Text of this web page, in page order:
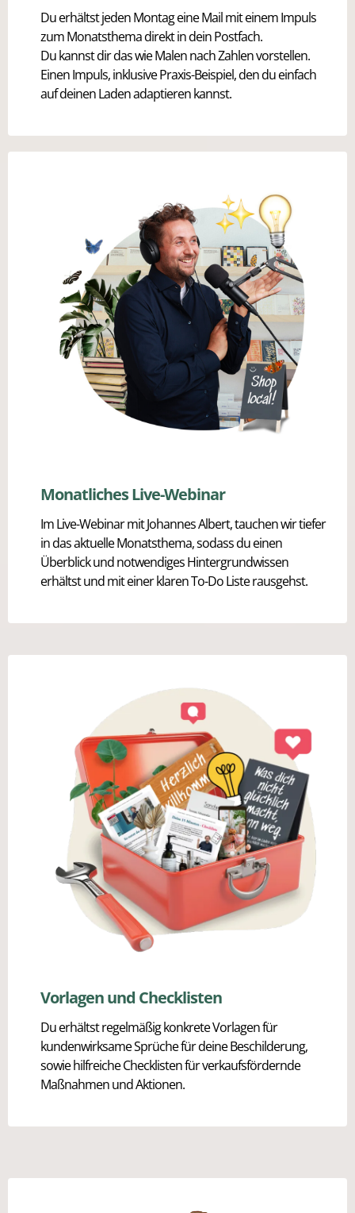
Du erhältst jeden Montag eine Mail mit einem Impuls
zum Monatsthema direkt in dein Postfach.
Du kannst dir das wie Malen nach Zahlen vorstellen.
Einen Impuls, inklusive Praxis-Beispiel, den du einfach
auf deinen Laden adaptieren kannst.
Monatliches Live-Webinar
Im Live-Webinar mit Johannes Albert, tauchen wir tiefer
in das aktuelle Monatsthema, sodass du einen
Überblick und notwendiges Hintergrundwissen
erhältst und mit einer klaren To-Do Liste rausgehst.
Vorlagen und Checklisten
Du erhältst regelmäßig konkrete Vorlagen für
kundenwirksame Sprüche für deine Beschilderung,
sowie hilfreiche Checklisten für verkaufsfördernde
Maßnahmen und Aktionen.